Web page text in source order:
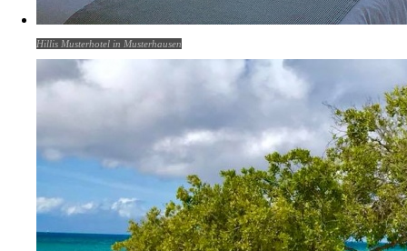
Hillis Musterhotel in Musterhausen